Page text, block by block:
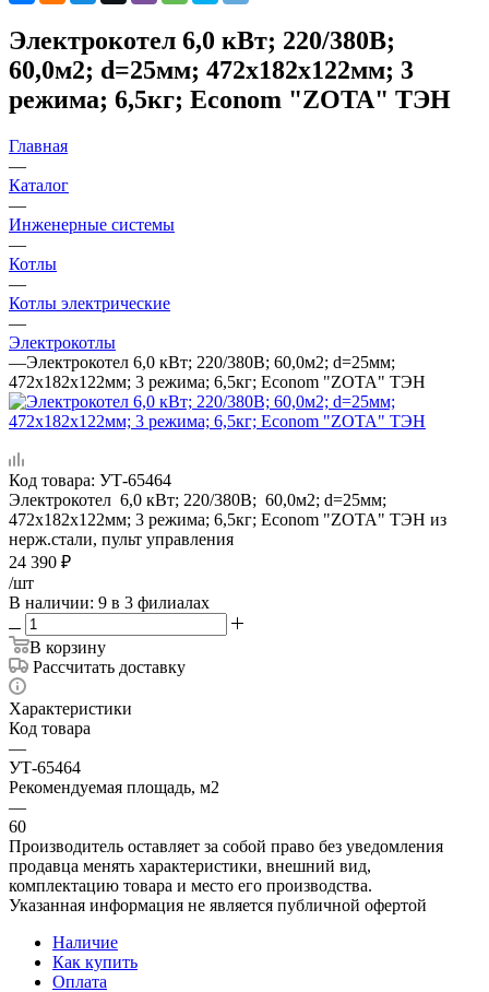
Электрокотел 6,0 кВт; 220/380В;
60,0м2; d=25мм; 472х182х122мм; 3
режима; 6,5кг; Econom "ZOTA" ТЭН
Главная
—
Каталог
—
Инженерные системы
—
Котлы
—
Котлы электрические
—
Электрокотлы
—Электрокотел 6,0 кВт; 220/380В; 60,0м2; d=25мм;
472х182х122мм; 3 режима; 6,5кг; Econom "ZOTA" ТЭН
Код товара: УТ-65464
Электрокотел 6,0 кВт; 220/380В; 60,0м2; d=25мм;
472х182х122мм; 3 режима; 6,5кг; Econom "ZOTA" ТЭН из
нерж.стали, пульт управления
24 390 ₽
/шт
В наличии: 9 в 3 филиалах
В корзину
Рассчитать доставку
Характеристики
Код товара
—
УТ-65464
Рекомендуемая площадь, м2
—
60
Производитель оставляет за собой право без уведомления
продавца менять характеристики, внешний вид,
комплектацию товара и место его производства.
Указанная информация не является публичной офертой
Наличие
Как купить
Оплата